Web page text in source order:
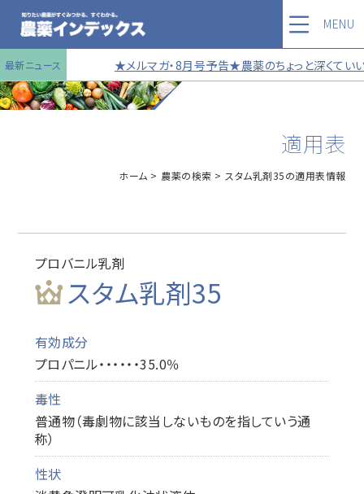
最新ニュース ★メルマガ・8月号予告★農薬のちょっと深く
MENU
適用表
ホーム 農薬の検索 スタム乳剤35の適用表情報
プロバニル乳剤
スタム乳剤35
有効成分
プロパニル・・・・・・35.0％
毒性
普通物（毒劇物に該当しないものを指していう通
称）
性状